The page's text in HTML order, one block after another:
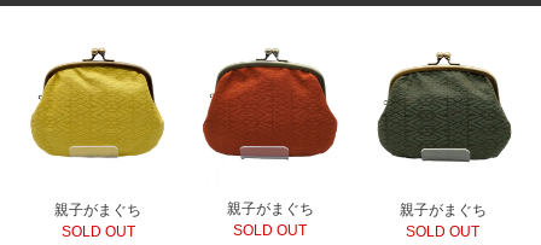
親子がまぐち
SOLD OUT
親子がまぐち
SOLD OUT
親子がまぐち
SOLD OUT